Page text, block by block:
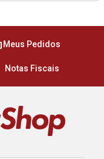
Meus Pedidos
Notas Fiscais